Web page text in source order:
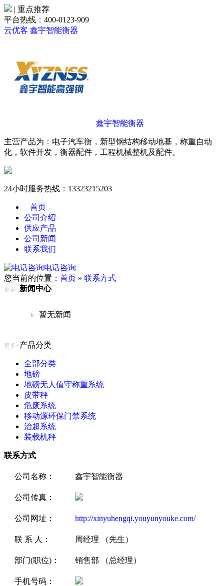
| 重点推荐
平台热线：400-0123-909
云优客 鑫宇智能衡器
鑫宇智能衡器
主营产品为：电子汽车衡，新型钢结构移动地基，称重自动
化，软件开发，衡器配件，工程机械整机及配件。
24小时服务热线： 13323215203
首页
公司介绍
供应产品
公司新闻
联系我们
电话咨询
您当前的位置： 首页 » 联系方式
更多+新闻中心
暂无新闻
更多+产品分类
全部分类
地磅
地磅无人值守称重系统
皮带秤
危废系统
移动源环保门禁系统
治超系统
装载机秤
联系方式
公司名称： 鑫宇智能衡器
公司传真：
公司网址： http://xinyuhengqi.youyunyouke.com/
联 系 人： 周经理 （先生）
部门(职位)： 销售部 （总经理）
手机号码：